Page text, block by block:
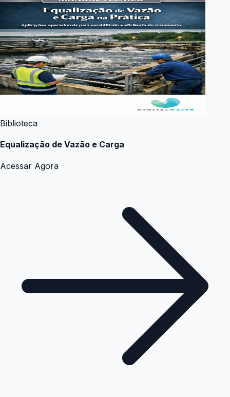
Biblioteca
Equalização de Vazão e Carga
Acessar Agora